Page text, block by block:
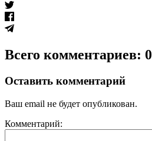
Всего комментариев: 0
Оставить комментарий
Ваш email не будет опубликован.
Комментарий: